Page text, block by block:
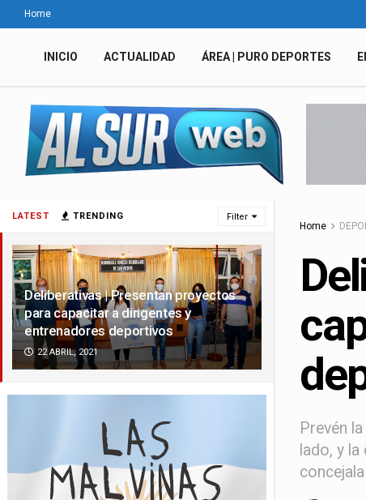
LATEST TRENDING Filter
Deliberativas | Presentan proyectos
para capacitar a dirigentes y
entrenadores deportivos
22 ABRIL, 2021
Home
INICIO ACTUALIDAD ÁREA | PURO DEPORTES
Home
Prevén
lado, y